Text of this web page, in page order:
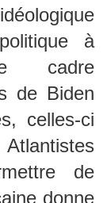
à
cadre
de Biden
celles-ci
de
donne